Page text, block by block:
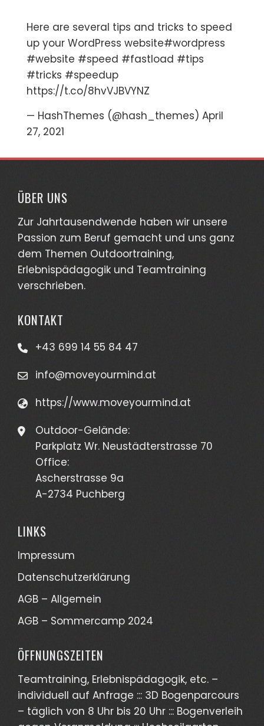
Here are several tips and tricks to speed
up your WordPress website#wordpress
#website #speed #fastload #tips
#tricks #speedup
https://t.co/8hvVJBVYNZ
— HashThemes (@hash_themes) April
27, 2021
ÜBER UNS
Zur Jahrtausendwende haben wir unsere
Passion zum Beruf gemacht und uns ganz
dem Themen Outdoortraining,
Erlebnispädagogik und Teamtraining
verschrieben.
KONTAKT
+43 699 14 55 84 47
info@moveyourmind.at
https://www.moveyourmind.at
Outdoor-Gelände:
Parkplatz Wr. Neustädterstrasse 70
Office:
Ascherstrasse 9a
A-2734 Puchberg
LINKS
Impressum
Datenschutzerklärung
AGB – Allgemein
AGB – Sommercamp 2024
ÖFFNUNGSZEITEN
Teamtraining, Erlebnispädagogik, etc. –
individuell auf Anfrage ::: 3D Bogenparcours
– täglich von 8 Uhr bis 20 Uhr ::: Bogenverleih